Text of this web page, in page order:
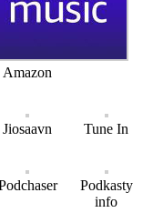
Amazon
Jiosaavn Tune In
Podkasty
info